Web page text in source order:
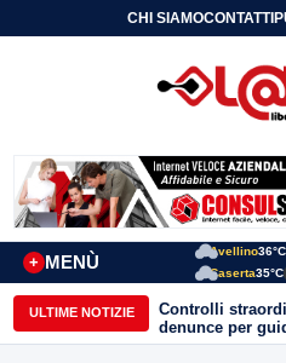
CHI SIAMOCONTATTI
MENÙ
+
Avellino36°C
Caserta35°C
ULTIME NOTIZIE
Controlli
denunce per
ebbrezza, un